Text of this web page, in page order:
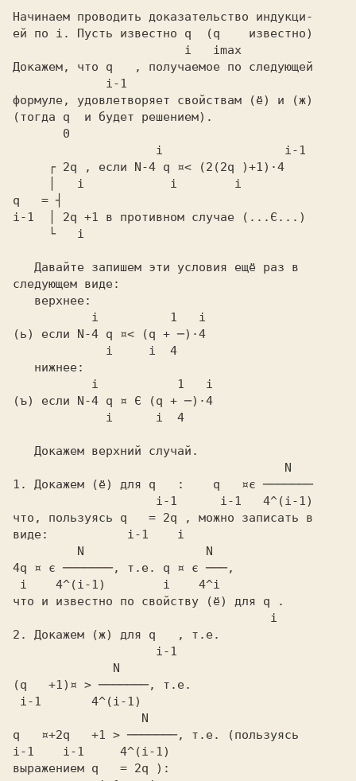
Начинаем проводить доказательство индукци-
ей по i. Пусть известно q (q
                        i
   imax
Докажем, что q   ,
             i-1
формуле, удовлетворяет свойствам (ё) и (ж)
(тогда q
     ┌ 2q ,
если
     │   i            i        i
q   = ┤
i-1  │ 2q +1 в противном случае
     └   i
следующем виде:
           i          1   i
(ь)
если N-4 q ¤< (q + ─)·4
             i     i  4
           i           1   i
(ъ)
если N-4 q ¤ Є (q + ─)·4
             i      i  4
             N
1.
Докажем (ё) для q :
   q   ¤є ───────
  i-1
    i-1   4^(i-1)
что, пользуясь q   = 2q ,
можно записать в
виде:
         N                 N
4q ¤ є ───────,
т.е.
q ¤ є ───,
i    4^(i-1)        i    4^i
что и известно по свойству (ё) для q .
  i
2.
Докажем (ж) для q
, т.е.
              N
(q   +1)¤ > ───────,
т.е.
                  N
q   ¤+2q   +1 > ───────,
т.е. (пользуясь
i-1    i-1     4^(i-1)
выражением q   = 2q ):